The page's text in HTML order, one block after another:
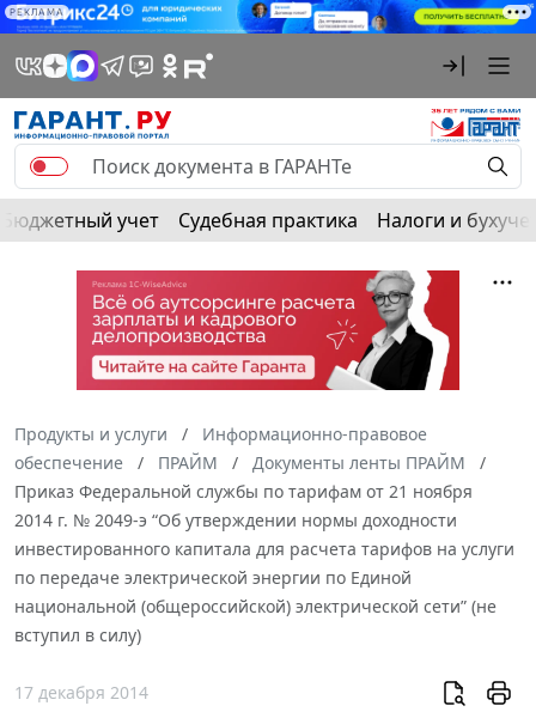
РЕКЛАМА
Бюджетный учет Судебная практика Налоги и
Продукты и услуги
Информационно-правовое
обеспечение
ПРАЙМ
Документы ленты ПРАЙМ
Приказ Федеральной службы по тарифам от 21 ноября
2014 г. № 2049-э “Об утверждении нормы доходности
инвестированного капитала для расчета тарифов на услуги
по передаче электрической энергии по Единой
национальной (общероссийской) электрической сети” (не
вступил в силу)
17 декабря 2014